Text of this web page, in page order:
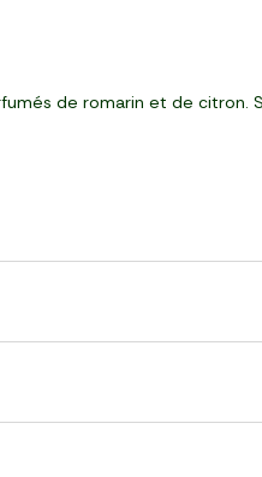
de romarin et de citron.